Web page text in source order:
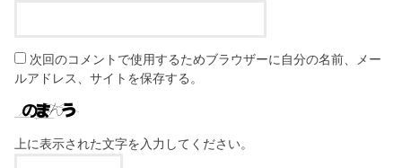
次回のコメントで使用するためブラウザーに自分の名前、メー
ルアドレス、サイトを保存する。
上に表示された文字を入力してください。